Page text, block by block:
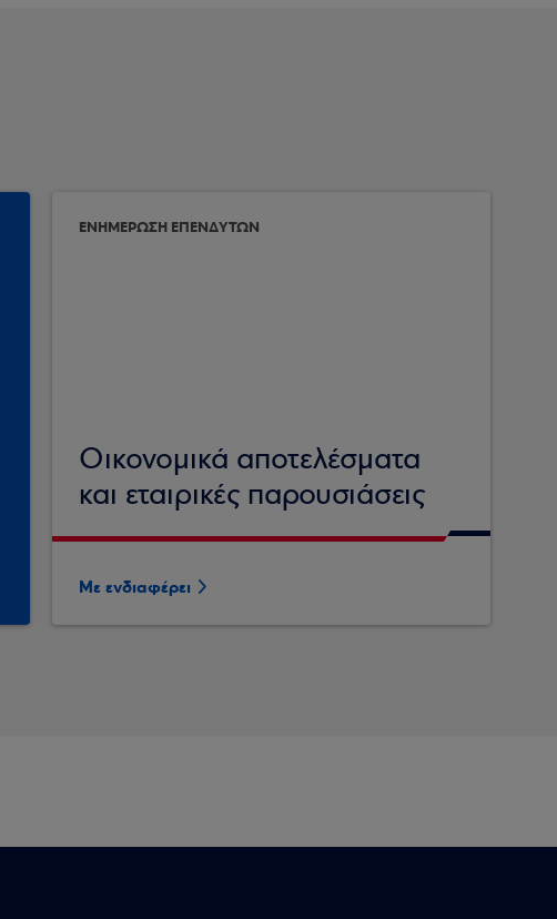
ΕΝΗΜΕΡΩΣΗ ΕΠΕΝΔΥΤΩΝ
Οικονομικά αποτελέσματα
και εταιρικές παρουσιάσεις
Με ενδιαφέρει